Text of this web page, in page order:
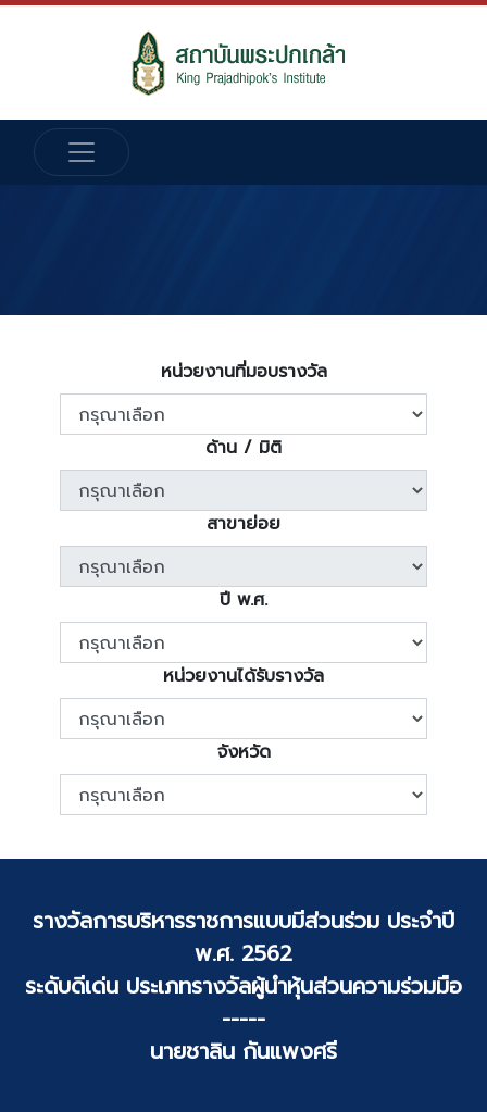
หน่วยงานที่มอบรางวัล
ด้าน / มิติ
สาขาย่อย
ปี พ.ศ.
หน่วยงานได้รับรางวัล
จังหวัด
รางวัลการบริหารราชการแบบมีส่วนร่วม ประจำปี
พ.ศ. 2562
ระดับดีเด่น ประเภทรางวัลผู้นำหุ้นส่วนความร่วมมือ
-----
นายชาลิน กันแพงศรี